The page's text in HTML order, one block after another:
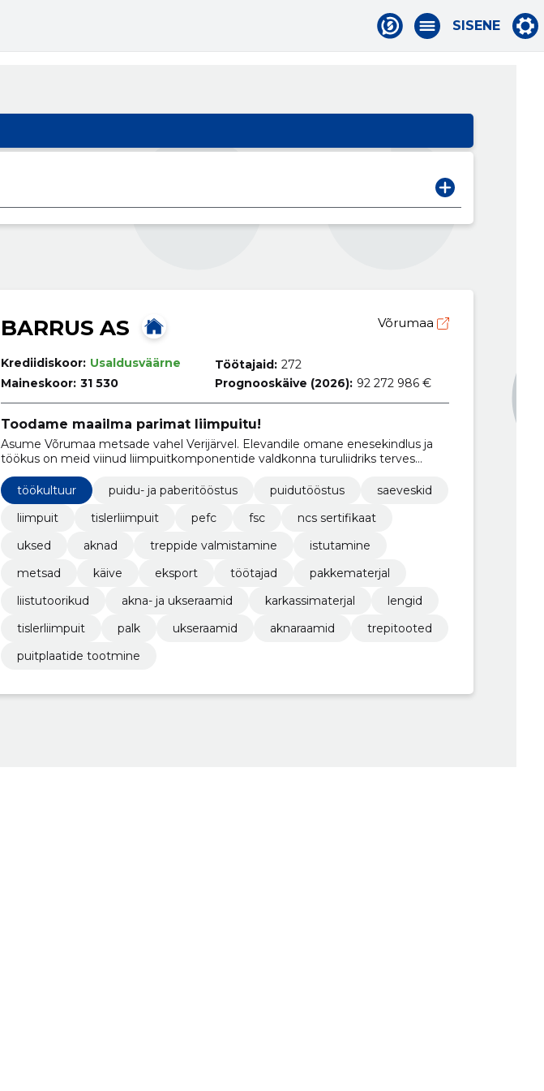
SISENE
BARRUS AS Võrumaa
Krediidiskoor: Usaldusväärne
Maineskoor: 31 530
Töötajaid: 272
Prognooskäive (2026): 92 272 986 €
Toodame maailma parimat liimpuitu!
Asume Võrumaa metsade vahel Verijärvel. Elevandile omane enesekindlus ja
töökus on meid viinud liimpuitkomponentide valdkonna turuliidriks terves
Euroopas.
töökultuur
puidu- ja paberitööstus puidutööstus
saeveskid
liimpuit
tislerliimpuit pefc fsc
ncs sertifikaat
uksed
aknad treppide valmistamine
istutamine
metsad
käive eksport töötajad
pakkematerjal
liistutoorikud
akna- ja ukseraamid karkassimaterjal
lengid
tislerliimpuit
palk ukseraamid aknaraamid
trepitooted
puitplaatide tootmine